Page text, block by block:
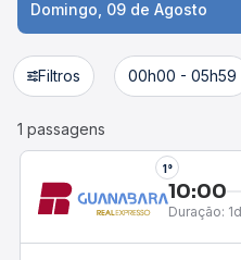
Domingo, 09 de Agosto
Filtros 00h00 - 05h59
1 passagens
1°
10:00
Duração: